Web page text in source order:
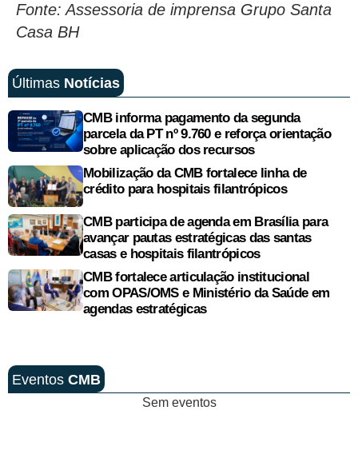
Fonte: Assessoria de imprensa Grupo Santa
Casa BH
Últimas Notícias
CMB informa pagamento da segunda
parcela da PT nº 9.760 e reforça orientação
sobre aplicação dos recursos
Mobilização da CMB fortalece linha de
crédito para hospitais filantrópicos
CMB participa de agenda em Brasília para
avançar pautas estratégicas das santas
casas e hospitais filantrópicos
CMB fortalece articulação institucional
com OPAS/OMS e Ministério da Saúde em
agendas estratégicas
Eventos CMB
Sem eventos